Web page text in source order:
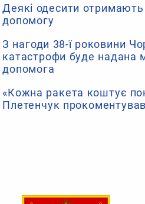
Деякі одесити отримають
допомогу
З нагоди 38-ї роковини
катастрофи буде надана
допомога
«Кожна ракета коштує
Плетенчук